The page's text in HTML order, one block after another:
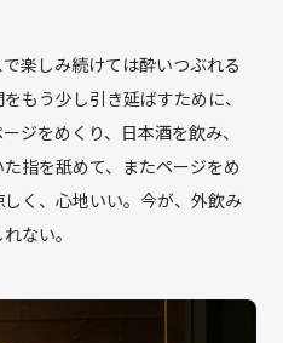
楽しみ続けては酔いつぶれる
もう少し引き延ばすために、
ジをめくり、日本酒を飲み、
指を舐めて、またページをめ
く、心地いい。今が、外飲み
ない。